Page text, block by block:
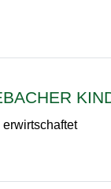
erwirtschaftet